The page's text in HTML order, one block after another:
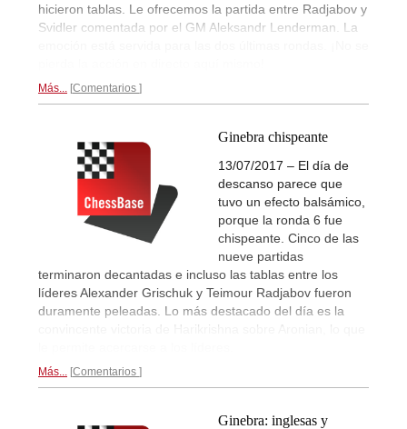
hicieron tablas. Le ofrecemos la partida entre Radjabov y
Svidler comentada por el GM Aleksandr Lenderman. La
Más... Comentarios
Ginebra chispeante
13/07/2017 – El día de
descanso parece que
tuvo un efecto balsámico,
porque la ronda 6 fue
chispeante. Cinco de las
nueve partidas
terminaron decantadas e incluso las tablas entre los
líderes Alexander Grischuk y Teimour Radjabov fueron
duramente peleadas. Lo más destacado del día es la
convincente victoria de Harikrishna sobre Aronian, lo que
Más... Comentarios
Ginebra: inglesas y